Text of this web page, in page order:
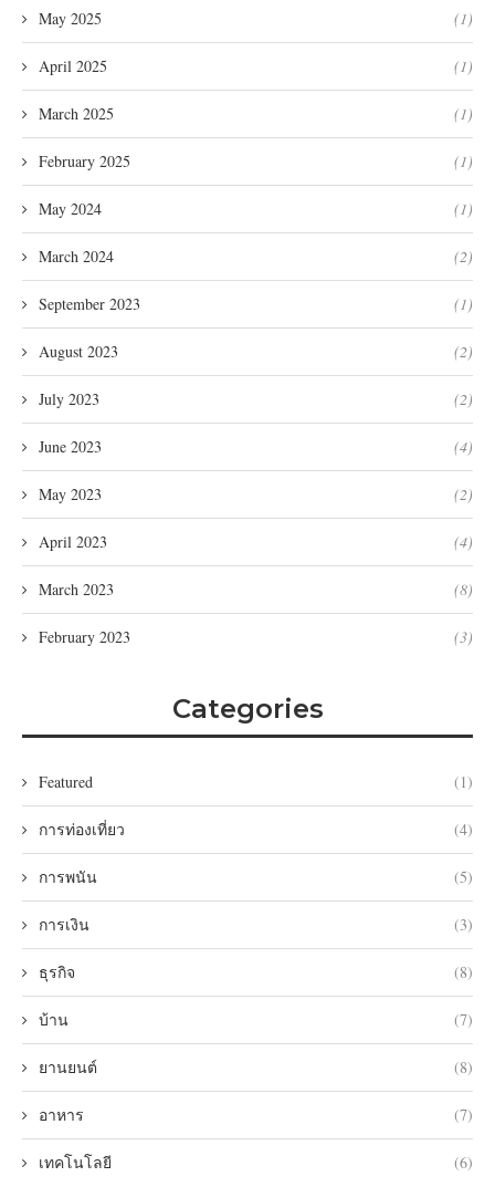
May 2025 (1)
April 2025 (1)
March 2025 (1)
February 2025 (1)
May 2024 (1)
March 2024 (2)
September 2023 (1)
August 2023 (2)
July 2023 (2)
June 2023 (4)
May 2023 (2)
April 2023 (4)
March 2023 (8)
February 2023 (3)
Categories
Featured (1)
การท่องเที่ยว (4)
การพนัน (5)
การเงิน (3)
ธุรกิจ (8)
บ้าน (7)
ยานยนต์ (8)
อาหาร (7)
เทคโนโลยี (6)